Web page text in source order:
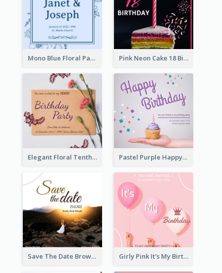
Mono Blue Floral Pattern Wedding Invitation Pink Neon Cake 18 Birthday Invitation
Elegant Floral Tenth Birthday Party Invitation Pastel Purple Happy Birthday Party Invitation
Save The Date Brown Marriage Invitation Girly Pink It's My Birthday Invitation